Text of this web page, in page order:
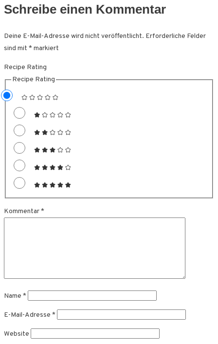
Schreibe einen Kommentar
Deine E-Mail-Adresse wird nicht veröffentlicht. Erforderliche Felder
sind mit *markiert
Recipe Rating
Recipe Rating
Kommentar*
Name *
E-Mail-Adresse *
Website